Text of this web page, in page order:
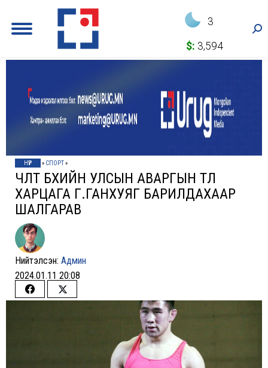
3
$: 3,594
НҮҮР » СПОРТ»
ЧӨЛӨӨТ БӨХИЙН УЛСЫН АВАРГЫН ТӨЛӨӨ
ХАРЦАГА Г.ГАНХУЯГ БАРИЛДАХААР
ШАЛГАРАВ
Нийтэлсэн: Админ
2024.01.11 20:08
Share
Share